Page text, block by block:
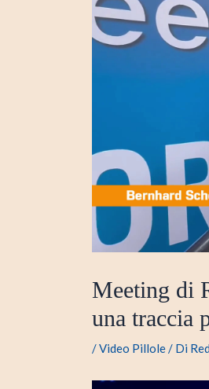
Meeting di
una traccia
/Video Pillole/ Di